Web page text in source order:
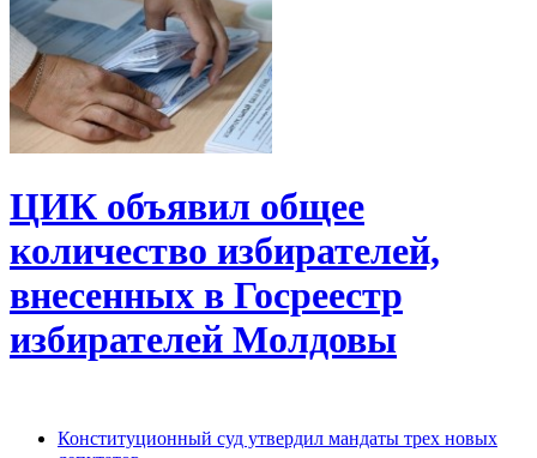
ЦИК объявил общее
количество избирателей,
внесенных в Госреестр
избирателей Молдовы
Конституционный суд утвердил мандаты трех новых